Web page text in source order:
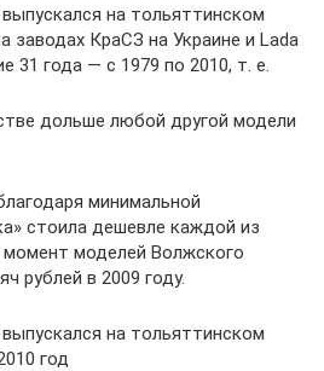
на тольяттинском
заводах КраСЗ на Украине и Lada
31 года — с 1979 по 2010, т. е.
дольше любой другой модели
минимальной
стоила дешевле каждой из
моделей Волжского
рублей в 2009 году.
на тольяттинском
год